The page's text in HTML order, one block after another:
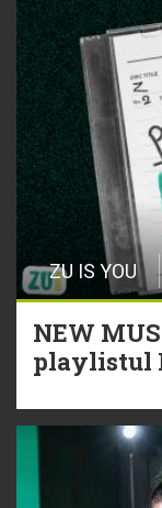
ZU IS YOU
NEW
playlistul